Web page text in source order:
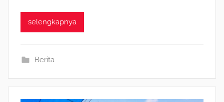
selengkapnya
Berita